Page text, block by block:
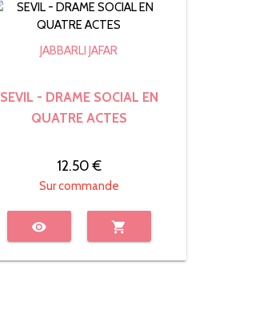
JABBARLI JAFAR
SEVIL - DRAME SOCIAL EN
QUATRE ACTES
12.50 €
Sur commande
visibility shopping_cart